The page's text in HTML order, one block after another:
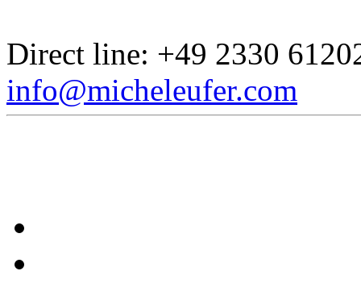
Direct line: +49 2330
info@micheleufer.com